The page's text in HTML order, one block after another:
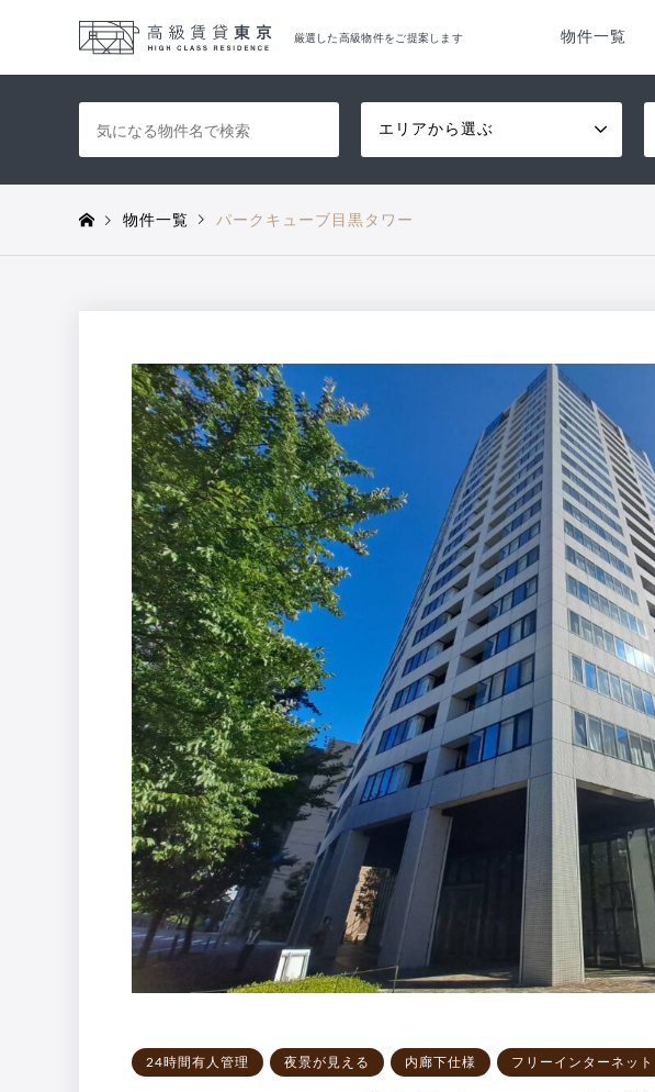
厳選した高級物件をご提案します 物件一覧
エリアから選ぶ
物件一覧 パークキューブ目黒タワー
24時間有人管理 夜景が見える 内廊下仕様 フリーインターネット